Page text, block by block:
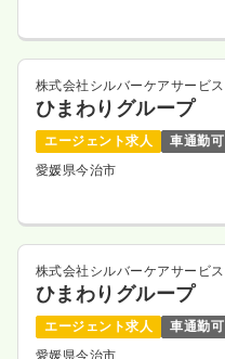
株式会社シルバーケアサービス
ひまわりグループ
エージェント求人
車通勤可
愛媛県今治市
株式会社シルバーケアサービス
ひまわりグループ
エージェント求人
車通勤可
愛媛県今治市